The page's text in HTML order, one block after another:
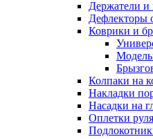
Держатели
Дефлекторы
Коврики и
Колпаки на
Накладки
Насадки на
Оплетки руля